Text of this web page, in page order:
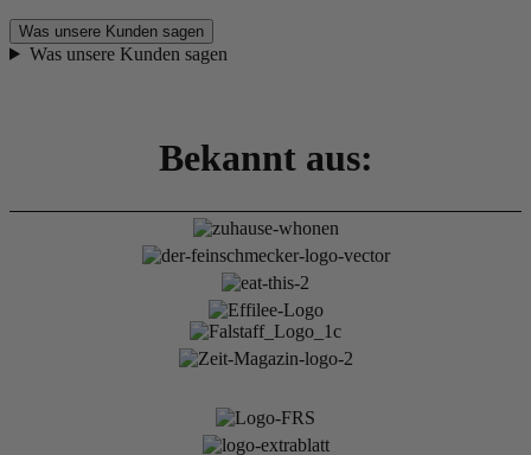
Was unsere Kunden sagen
Was unsere Kunden sagen
Bekannt aus: